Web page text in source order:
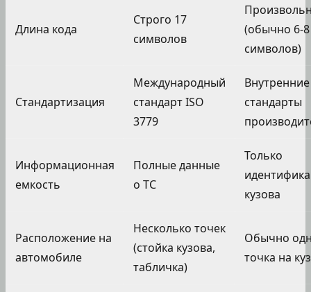
Длина кода
Строго 17
символов
(обычно 6-8
символов)
Стандартизация
Международный
стандарт ISO
3779
Внутренние
стандарты
Информационная
емкость
Полные данные
о ТС
Только
кузова
Расположение на
автомобиле
Несколько точек
(стойка кузова,
табличка)
Обычно
точка на